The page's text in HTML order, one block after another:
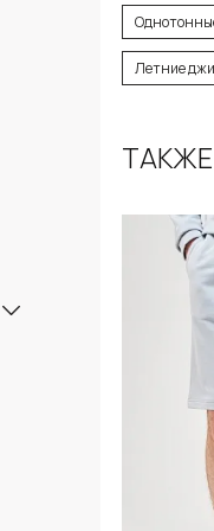
Размер
30 /
Летние